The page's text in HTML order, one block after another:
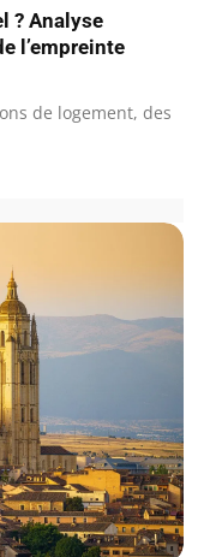
? Analyse
l’empreinte
de logement, des